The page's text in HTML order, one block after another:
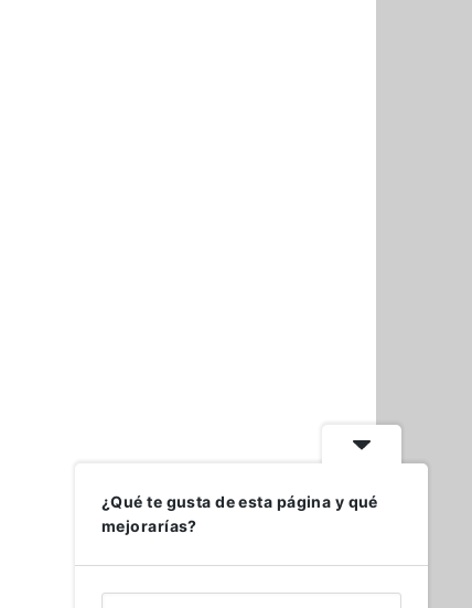
¿Qué te gusta de esta página y qué
mejorarías?